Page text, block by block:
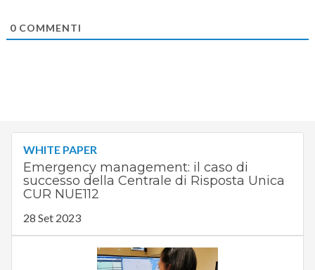
0COMMENTI
WHITE PAPER
Emergency management: il caso di
successo della Centrale di Risposta Unica
CUR NUE112
28 Set 2023